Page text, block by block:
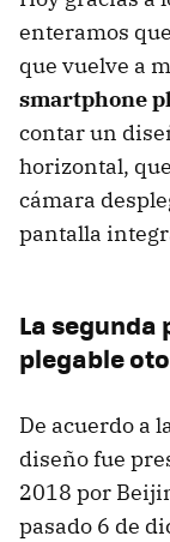
enteramos
que vuelve a
smartphone
contar un
horizontal,
cámara
pantalla
La segunda
plegable
De acuerdo a
diseño fue
2018 por
pasado 6 de